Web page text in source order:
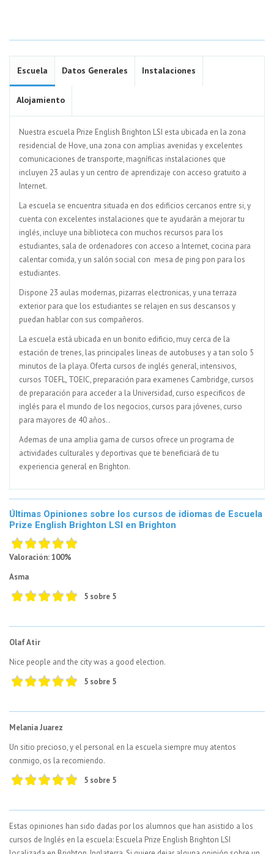
Escuela Datos Generales Instalaciones
Alojamiento
Nuestra escuela Prize English Brighton LSI esta ubicada en la zona
residencial de Hove, una zona con amplias avenidas y excelentes
comunicaciones de transporte, magníficas instalaciones que
incluyen 23 aulas y un centro de aprendizaje con acceso gratuito a
Internet.
La escuela se encuentra situada en dos edificios cercanos entre si, y
cuenta con excelentes instalaciones que te ayudarán a mejorar tu
inglés, incluye una biblioteca con muchos recursos para los
estudiantes, sala de ordenadores con acceso a Internet, cocina para
calentar comida, y un salón social con mesa de ping pon para los
estudiantes.
Dispone 23 aulas modernas, pizarras electronicas, y una terraza
exterior para que los estudiantes se relajen en sus descansos y
puedan hablar con sus compañeros.
La escuela está ubicada en un bonito edificio, muy cerca de la
estación de trenes, las principales lineas de autobuses y a tan solo 5
minutos de la playa. Oferta cursos de inglés general, intensivos,
cursos TOEFL, TOEIC, preparación para examenes Cambridge, cursos
de preparación para acceder a la Universidad, curso especificos de
inglés para el mundo de los negocios, cursos para jóvenes, curso
para mayores de 40 años..
Ademas de una amplia gama de cursos ofrece un programa de
actividades culturales y deportivas que te beneficiará de tu
experiencia general en Brighton.
Últimas Opiniones sobre los cursos de idiomas de Escuela
Prize English Brighton LSI en Brighton
Valoración: 100%
Asma
5 sobre 5
Olaf Atir
Nice people and the city was a good election.
5 sobre 5
Melania Juarez
Un sitio precioso, y el personal en la escuela siempre muy atentos
conmigo, os la recomiendo.
5 sobre 5
Estas opiniones han sido dadas por los alumnos que han asistido a los
cursos de Inglés en la escuela: Escuela Prize English Brighton LSI